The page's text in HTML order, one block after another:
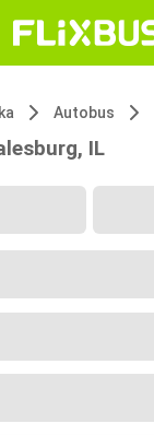
Autobus
IL